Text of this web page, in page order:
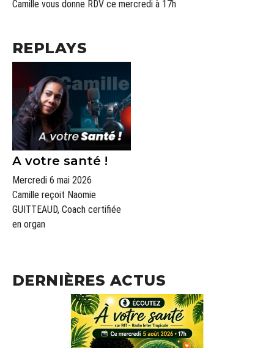
Camille vous donne RDV ce mercredi à 17h
REPLAYS
A votre santé !
Mercredi 6 mai 2026
Camille reçoit Naomie
GUITTEAUD, Coach certifiée
en organ
DERNIÈRES ACTUS